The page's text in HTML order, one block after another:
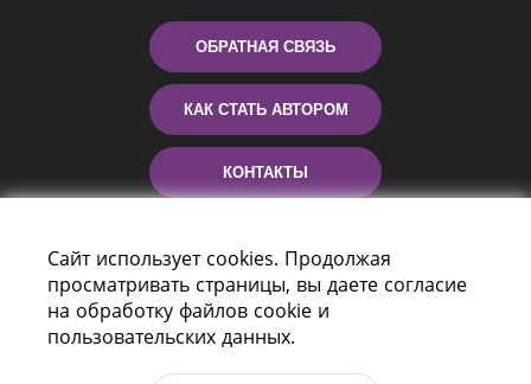
ОБРАТНАЯ СВЯЗЬ
КАК СТАТЬ АВТОРОМ
КОНТАКТЫ
Сайт использует cookies. Продолжая
просматривать страницы, вы даете согласие
на обработку файлов cookie и
пользовательских данных.